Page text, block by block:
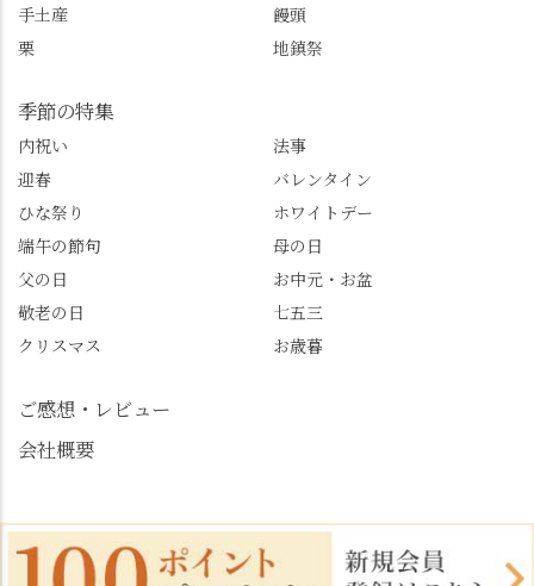
@furufuru_nagaokakyo
物価の値上がりが激し
🚕✨ #京都西山旅感 #京
都西山 #おもてなしタク
こごろ #勝持寺 #正法寺
#善峯寺 #あじさい #あ
じさい供養 #遊龍の松 #
清竹 #なかの邸 #小倉山
荘 #京都観光 #西京区 #
大原野
手土産
饅頭
栗
地鎮祭
季節の特集
内祝い
法事
迎春
バレンタイン
ひな祭り
ホワイトデー
端午の節句
母の日
父の日
お中元・お盆
敬老の日
七五三
クリスマス
お歳暮
ご感想・レビュー
会社概要